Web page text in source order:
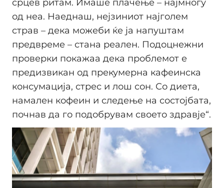
срцев ритам. Имаше плачење – најмногу
од неа. Наеднаш, нејзиниот најголем
страв – дека можеби ќе ја напуштам
предвреме – стана реален. Подоцнежни
проверки покажаа дека проблемот е
предизвикан од прекумерна кафеинска
консумација, стрес и лош сон. Со диета,
намален кофеин и следење на состојбата,
почнав да го подобрувам своето здравје“.